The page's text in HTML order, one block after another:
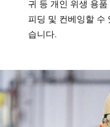
귀 등 개인 위생 용
피딩 및 컨베잉할 수
습니다.